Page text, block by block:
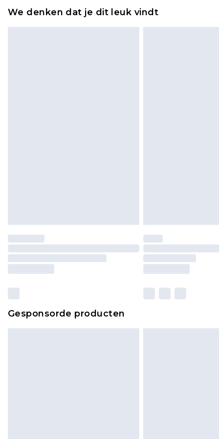
We denken dat je dit leuk vindt
Gesponsorde producten